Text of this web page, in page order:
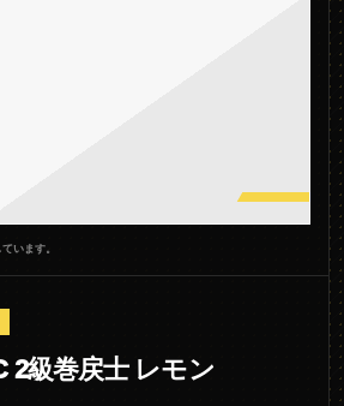
います。
2級巻戻士 レモン